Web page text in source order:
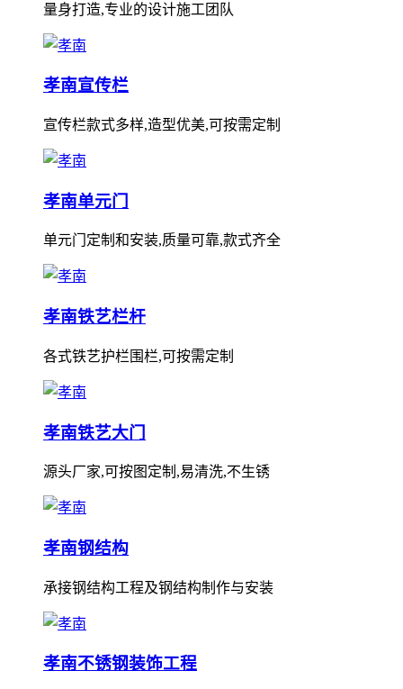
量身打造,专业的设计施工团队
孝南宣传栏
宣传栏款式多样,造型优美,可按需定制
孝南单元门
单元门定制和安装,质量可靠,款式齐全
孝南铁艺栏杆
各式铁艺护栏围栏,可按需定制
孝南铁艺大门
源头厂家,可按图定制,易清洗,不生锈
孝南钢结构
承接钢结构工程及钢结构制作与安装
孝南不锈钢装饰工程